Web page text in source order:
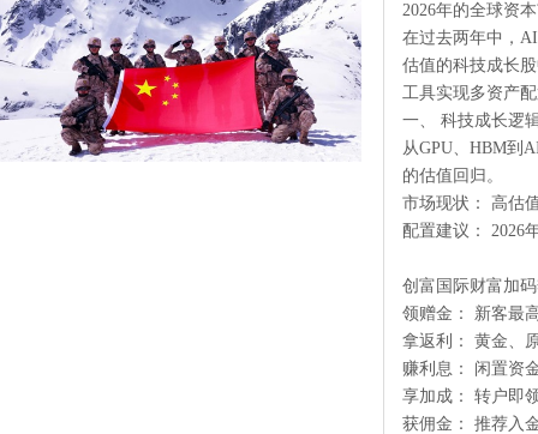
2026年的全球资
在过去两年中，
估值的科技成长
工具实现多资产
一、 科技成长逻
从GPU、HBM到
的估值回归。
市场现状： 高估
配置建议： 2026
创富国际财富加
领赠金： 新客最
拿返利： 黄金、
赚利息： 闲置资
享加成： 转户即
获佣金： 推荐入